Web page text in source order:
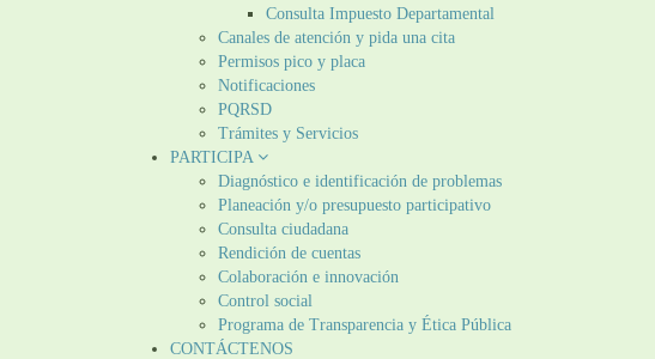
Consulta Impuesto Departamental
Canales de atención y pida una cita
Permisos pico y placa
Notificaciones
PQRSD
Trámites y Servicios
PARTICIPA
Diagnóstico e identificación de problemas
Planeación y/o presupuesto participativo​
Consulta ciudadana
Rendición de cuentas
Colaboración e innovación
Control social
Programa de Transparencia y Ética Pública
CONTÁCTENOS